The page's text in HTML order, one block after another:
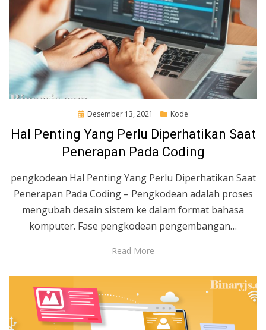
PostedDesember 13, 2021 Kode
Hal Penting Yang Perlu Diperhatikan Saat
Penerapan Pada Coding
pengkodean Hal Penting Yang Perlu Diperhatikan Saat
Penerapan Pada Coding – Pengkodean adalah proses
mengubah desain sistem ke dalam format bahasa
komputer. Fase pengkodean pengembangan…
Read More